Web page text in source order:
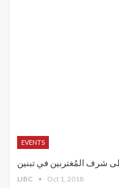
EVENTS
شرف المُغتربين في تبنين
LIBC Oct 1, 2018